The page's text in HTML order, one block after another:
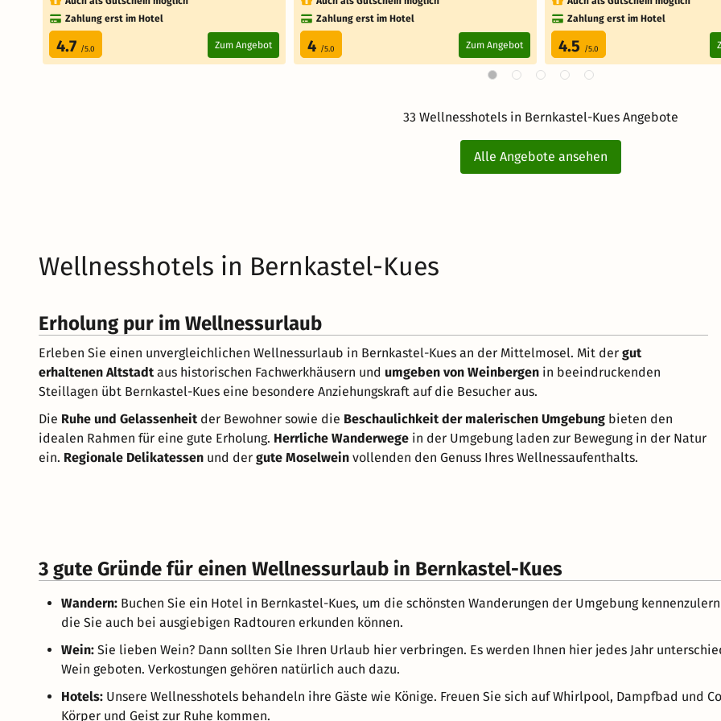
Zahlung erst im Hotel
4.7 /5.0 Zum Angebot
Zahlung erst im Hotel
4 /5.0 Zum Angebot
Zahlung erst im Hotel
4.5 /5.0
33 Wellnesshotels in Bernkastel-Kues Angebote
Alle Angebote ansehen
Wellnesshotels in Bernkastel-Kues
Erholung pur im Wellnessurlaub
Erleben Sie einen unvergleichlichen Wellnessurlaub in Bernkastel-Kues an der Mittelmosel. Mit der gut
erhaltenen Altstadtaus historischen Fachwerkhäusern und umgeben von Weinbergen in beeindruckenden
Steillagen übt Bernkastel-Kues eine besondere Anziehungskraft auf die Besucher aus.
Die Ruhe und Gelassenheitder Bewohner sowie die Beschaulichkeit der malerischen Umgebung bieten den
idealen Rahmen für eine gute Erholung. Herrliche Wanderwege in der Umgebung laden zur Bewegung in der Natur
ein. Regionale Delikatessen und der gute Moselwein vollenden den Genuss Ihres Wellnessaufenthalts.
3 gute Gründe für einen Wellnessurlaub in Bernkastel-Kues
Wandern: Buchen Sie ein Hotel in Bernkastel-Kues, um die schönsten Wanderungen der Umgebung
die Sie auch bei ausgiebigen Radtouren erkunden können.
Wein: Sie lieben Wein? Dann sollten Sie Ihren Urlaub hier verbringen. Es werden Ihnen hier jedes Jahr
Wein geboten. Verkostungen gehören natürlich auch dazu.
Hotels: Unsere Wellnesshotels behandeln ihre Gäste wie Könige. Freuen Sie sich auf Whirlpool, Dampfbad und
Körper und Geist zur Ruhe kommen.